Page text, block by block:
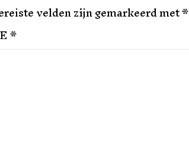
velden zijn gemarkeerd met*
*